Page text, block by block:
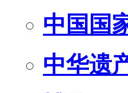
中国国
中华遗